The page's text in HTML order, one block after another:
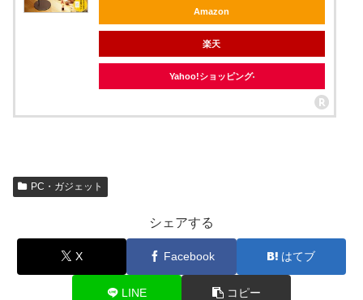
Amazon
楽天
Yahoo!ショッピング
PC・ガジェット
シェアする
X Facebook はてブ
LINE コピー